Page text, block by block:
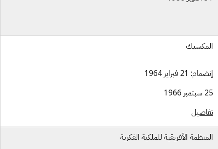
21 فبراير 1964
الأفريقية للملكية الفكرية